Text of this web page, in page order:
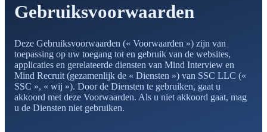
Gebruiksvoorwaarden
Deze Gebruiksvoorwaarden (« Voorwaarden ») zijn van
toepassing op uw toegang tot en gebruik van de websites,
applicaties en gerelateerde diensten van Mind Interview en
Mind Recruit (gezamenlijk de « Diensten ») van SSC LLC («
SSC », « wij »). Door de Diensten te gebruiken, gaat u
akkoord met deze Voorwaarden. Als u niet akkoord gaat, mag
u de Diensten niet gebruiken.